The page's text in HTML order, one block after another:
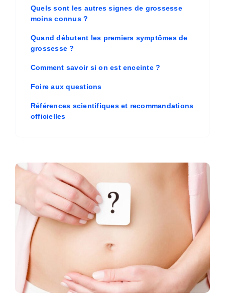
Quels sont les autres signes de grossesse
moins connus ?
Quand débutent les premiers symptômes de
grossesse ?
Comment savoir si on est enceinte ?
Foire aux questions
Références scientifiques et recommandations
officielles